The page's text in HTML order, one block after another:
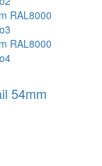
54mm